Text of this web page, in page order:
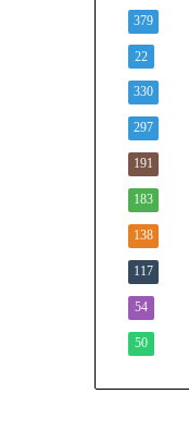
379
22
330
297
191
183
138
117
54
50